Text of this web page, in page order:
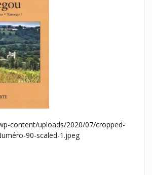
content/uploads/2020/07/cropped-
90-scaled-1.jpeg